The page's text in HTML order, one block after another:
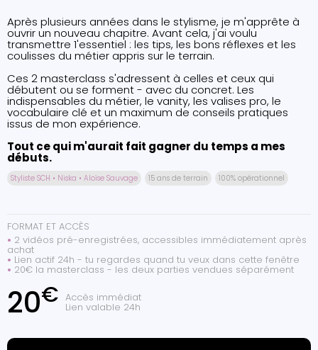
Après plusieurs années dans le stylisme, je m'apprête à
ouvrir un nouveau chapitre. Avant cela, j'ai voulu
transmettre 1'essentiel : les tips, les bons réflexes et les
coulisses du métier appris sur le terrain.
Ces 2 masterclass s'adressent à celles et ceux qui
débutent ou se forment - avec du concret. Les
indispensables du métier, le vanity, les valises pro, le
vocabulaire clé et un maximum de conseils pratiques
issus de mon expérience.
Tout ce qui m'aurait fait gagner du temps a mes
débuts.
Styliste SCH • Niska • Aloïse Sauvage 15 ans de terrain 100% opérationnel
FORMAT ET ACCÈS
• 2 vidéos pré-enregistrées, accessibles immédiatement après
achat
• Lien actif 24h - tu regardes quand tu veux dans cette fenêtre
• 20€ la masterclass - les deux parties vendues séparément
20€ Accès immédiat
Lien valable 24h